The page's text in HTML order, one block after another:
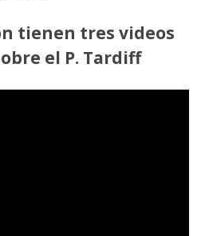
tienen tres videos
el P. Tardiff